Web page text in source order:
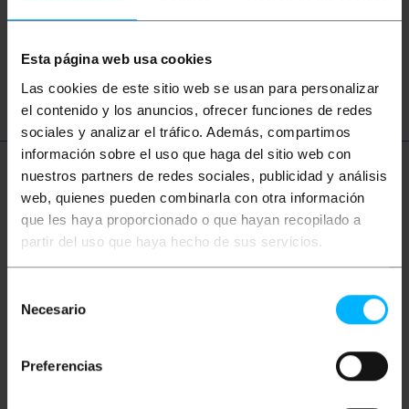
Esta página web usa cookies
Las cookies de este sitio web se usan para personalizar
el contenido y los anuncios, ofrecer funciones de redes
sociales y analizar el tráfico. Además, compartimos
información sobre el uso que haga del sitio web con
nuestros partners de redes sociales, publicidad y análisis
web, quienes pueden combinarla con otra información
que les haya proporcionado o que hayan recopilado a
partir del uso que haya hecho de sus servicios.
Necesario
Preferencias
mur
Plus d'informations
Description
Produit qui propose une embase bipolaire 16A 250V
fonctionnalité est unique car elle offre une sécurité
supplémentaire aux utilisateurs et aux appareils